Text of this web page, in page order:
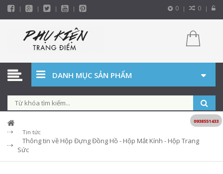
0 0
DANH MỤC SẢN PHẨM
Tin tức
Thông tin về Hộp Đựng Đồng Hồ - Hộp Mắt Kính - Hộp Trang
Sức
0938551433